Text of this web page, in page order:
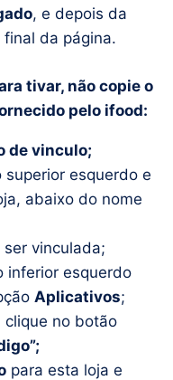
, e depois da
final da página.
tivar, não copie o
pelo ifood:
de vinculo;
esquerdo e
abaixo do nome
vinculada;
inferior esquerdo
Aplicativos;
clique no botão
para esta loja e